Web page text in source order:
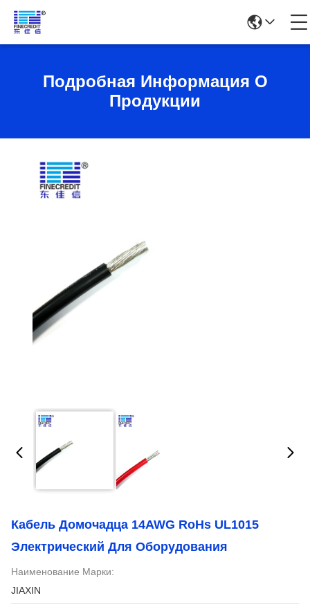
Подробная Информация О
Продукции
Кабель Домочадца 14AWG RoHs UL1015
Электрический Для Оборудования
Наименование Марки:
JIAXIN